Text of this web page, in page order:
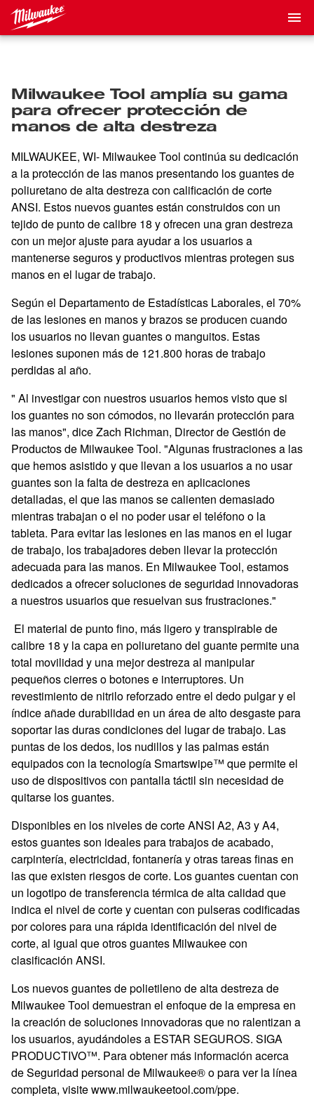
Milwaukee Tool amplía su gama
para ofrecer protección de
manos de alta destreza
MILWAUKEE, WI- Milwaukee Tool continúa su dedicación
a la protección de las manos presentando los guantes de
poliuretano de alta destreza con calificación de corte
ANSI. Estos nuevos guantes están construidos con un
tejido de punto de calibre 18 y ofrecen una gran destreza
con un mejor ajuste para ayudar a los usuarios a
mantenerse seguros y productivos mientras protegen sus
manos en el lugar de trabajo.
Según el Departamento de Estadísticas Laborales, el 70%
de las lesiones en manos y brazos se producen cuando
los usuarios no llevan guantes o manguitos. Estas
lesiones suponen más de 121.800 horas de trabajo
perdidas al año.
" Al investigar con nuestros usuarios hemos visto que si
los guantes no son cómodos, no llevarán protección para
las manos", dice Zach Richman, Director de Gestión de
Productos de Milwaukee Tool. "Algunas frustraciones a las
que hemos asistido y que llevan a los usuarios a no usar
guantes son la falta de destreza en aplicaciones
detalladas, el que las manos se calienten demasiado
mientras trabajan o el no poder usar el teléfono o la
tableta. Para evitar las lesiones en las manos en el lugar
de trabajo, los trabajadores deben llevar la protección
adecuada para las manos. En Milwaukee Tool, estamos
dedicados a ofrecer soluciones de seguridad innovadoras
a nuestros usuarios que resuelvan sus frustraciones."
El material de punto fino, más ligero y transpirable de
calibre 18 y la capa en poliuretano del guante permite una
total movilidad y una mejor destreza al manipular
pequeños cierres o botones e interruptores. Un
revestimiento de nitrilo reforzado entre el dedo pulgar y el
índice añade durabilidad en un área de alto desgaste para
soportar las duras condiciones del lugar de trabajo. Las
puntas de los dedos, los nudillos y las palmas están
equipados con la tecnología Smartswipe™ que permite el
uso de dispositivos con pantalla táctil sin necesidad de
quitarse los guantes.
Disponibles en los niveles de corte ANSI A2, A3 y A4,
estos guantes son ideales para trabajos de acabado,
carpintería, electricidad, fontanería y otras tareas finas en
las que existen riesgos de corte. Los guantes cuentan con
un logotipo de transferencia térmica de alta calidad que
indica el nivel de corte y cuentan con pulseras codificadas
por colores para una rápida identificación del nivel de
corte, al igual que otros guantes Milwaukee con
clasificación ANSI.
Los nuevos guantes de polietileno de alta destreza de
Milwaukee Tool demuestran el enfoque de la empresa en
la creación de soluciones innovadoras que no ralentizan a
los usuarios, ayudándoles a ESTAR SEGUROS. SIGA
PRODUCTIVO™. Para obtener más información acerca
de Seguridad personal de Milwaukee® o para ver la línea
completa, visite www.milwaukeetool.com/ppe.